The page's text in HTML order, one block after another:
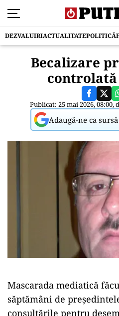
DEZVALUIRIACTUALITATEPOLITICĂ
Becalizare
controlată
Publicat: 25 mai 2026, 08:00,
Adaugă-ne ca
Mascarada mediatică
săptămâni de
consultările pentru